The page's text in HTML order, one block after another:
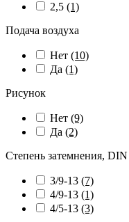
2,5 (1)
Подача воздуха
Нет (10)
Да (1)
Рисунок
Нет (9)
Да (2)
Степень затемнения, DIN
3/9-13 (7)
4/9-13 (1)
4/5-13 (3)